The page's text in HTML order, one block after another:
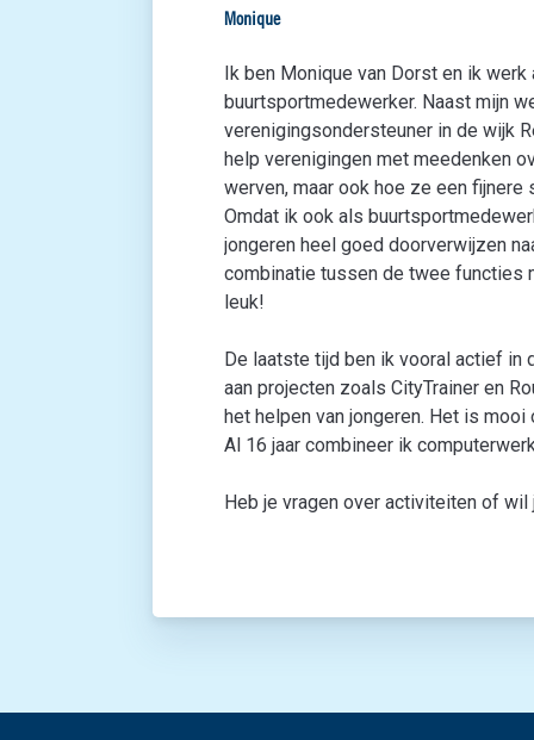
Monique
Ik ben Monique van Dorst en ik
buurtsportmedewerker. Naast mijn
verenigingsondersteuner in de wijk
help verenigingen met meedenken
werven, maar ook hoe ze een fijnere
Omdat ik ook als
jongeren heel goed doorverwijzen
combinatie tussen de twee functies
leuk!
De laatste tijd ben ik vooral actief in
aan projecten zoals CityTrainer en
het helpen van jongeren. Het is
Al 16 jaar combineer ik
Heb je vragen over activiteiten of